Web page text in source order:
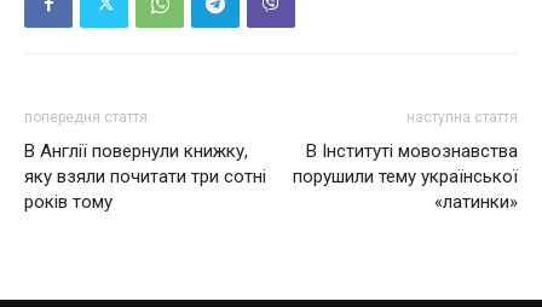
попередня стаття
В Англії повернули книжку,
яку взяли почитати три сотні
років тому
наступна стаття
В Інституті мовознавства
порушили тему української
«латинки»